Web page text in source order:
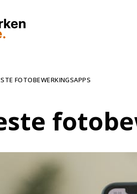
FOTOBEWERKINGSAPPS